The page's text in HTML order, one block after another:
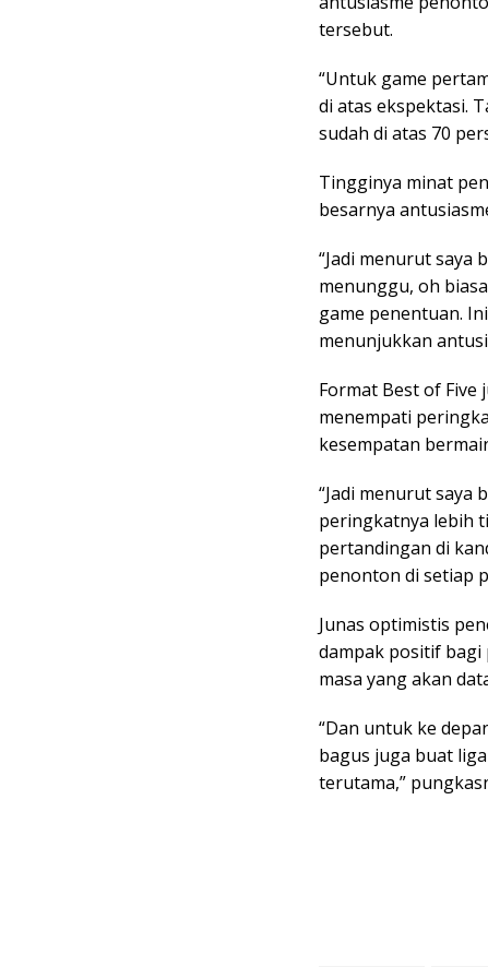
tersebut.
“Untuk game
di atas ekspektasi.
sudah di atas 70
Tingginya minat
besarnya
“Jadi menurut saya
menunggu, oh
game penentuan.
menunjukkan
Format Best of
menempati
kesempatan
“Jadi menurut saya
peringkatnya lebih
pertandingan di
penonton di setiap
Junas optimistis
dampak positif bagi
masa yang akan
“Dan untuk ke
bagus juga buat
terutama,”